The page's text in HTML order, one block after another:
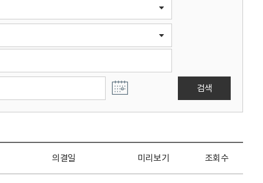
검색
의결일 미리보기 조회수